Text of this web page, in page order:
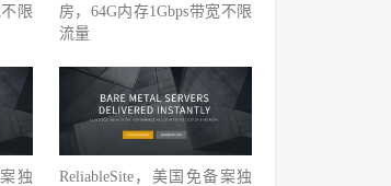
限
房，64G内存1Gbps带宽不限
流量
独
ReliableSite，美国免备案独